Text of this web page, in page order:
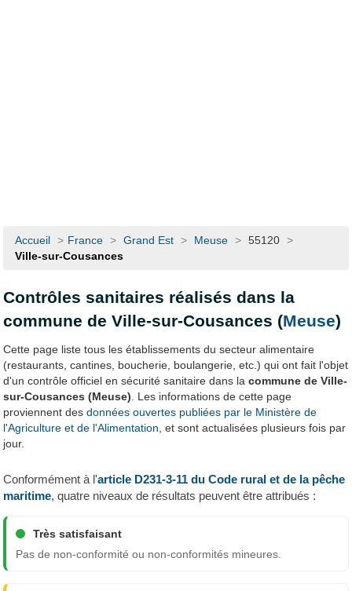
Accueil > France > Grand Est > Meuse > 55120 >
Ville-sur-Cousances
Contrôles sanitaires réalisés dans la
commune de Ville-sur-Cousances (Meuse)
Cette page liste tous les établissements du secteur alimentaire
(restaurants, cantines, boucherie, boulangerie, etc.) qui ont fait l'objet
d'un contrôle officiel en sécurité sanitaire dans lacommune de Ville-
sur-Cousances (Meuse) . Les informations de cette page
proviennent desdonnées ouvertes publiées par le Ministère de
l'Agriculture et de l'Alimentation, et sont actualisées plusieurs fois par
jour.
Conformément à l'article D231-3-11 du Code rural et de la pêche
maritime, quatre niveaux de résultats peuvent être attribués :
Très satisfaisant
Pas de non-conformité ou non-conformités mineures.